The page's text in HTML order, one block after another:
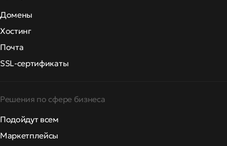
Домены
Хостинг
Почта
SSL-сертификаты
Решения по сфере бизнеса
Подойдут всем
Маркетплейсы